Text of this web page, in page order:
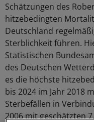
Schätzungen des
hitzebedingten
Deutschland
Sterblichkeit führen.
Statistischen
des Deutschen
es die höchste
bis 2024 im Jahr 2018
Sterbefällen in
2006 mit geschätzten